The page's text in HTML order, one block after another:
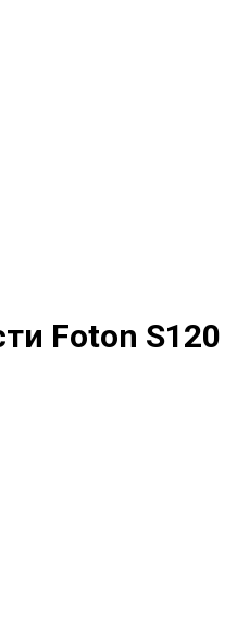
Foton S120